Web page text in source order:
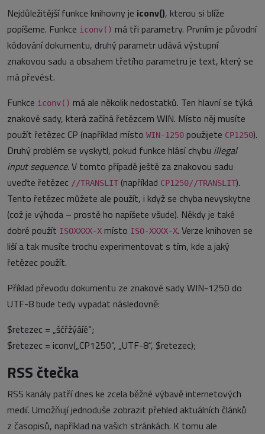
Nejdůležitější funkce knihovny je iconv(), kterou si blíže
popíšeme. Funkce iconv() má tři parametry. Prvním je původní
kódování dokumentu, druhý parametr udává výstupní
znakovou sadu a obsahem třetího parametru je text, který se
má převést.
Funkce iconv() má ale několik nedostatků. Ten hlavní se týká
znakové sady, která začíná řetězcem WIN. Místo něj musíte
použít řetězec CP (například místo WIN-1250 použijete CP1250).
Druhý problém se vyskytl, pokud funkce hlásí chybu illegal
input sequence. V tomto případě ještě za znakovou sadu
uveďte řetězec //TRANSLIT (například CP1250//TRANSLIT).
Tento řetězec můžete ale použít, i když se chyba nevyskytne
(což je výhoda – prostě ho napíšete všude). Někdy je také
dobré použít ISOXXXX-X místo ISO-XXXX-X. Verze knihoven se
liší a tak musíte trochu experimentovat s tím, kde a jaký
řetězec použít.
Příklad převodu dokumentu ze znakové sady WIN-1250 do
UTF-8 bude tedy vypadat následovně:
$retezec = „ščřžýáíé“;
$retezec = iconv(„CP1250“, „UTF-8“, $retezec);
RSS čtečka
RSS kanály patří dnes ke zcela běžné výbavě internetových
medií. Umožňují jednoduše zobrazit přehled aktuálních článků
z časopisů, například na vašich stránkách. K tomu ale